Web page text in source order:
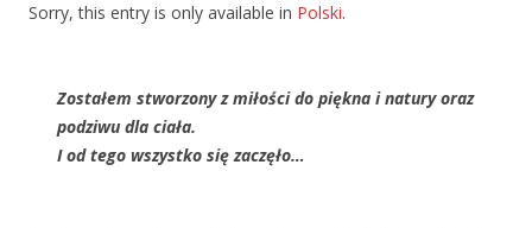
Sorry, this entry is only available in Polski.
Zostałem stworzony z miłości do piękna i natury oraz
podziwu dla ciała.
I od tego wszystko się zaczęło…